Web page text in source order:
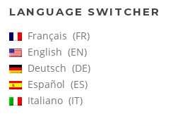
LANGUAGE SWITCHER
Français
FR
English
EN
Deutsch
DE
Español
ES
Italiano
IT